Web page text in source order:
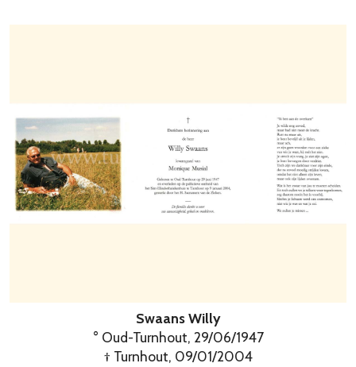
Swaans Willy
° Oud-Turnhout, 29/06/1947
† Turnhout, 09/01/2004